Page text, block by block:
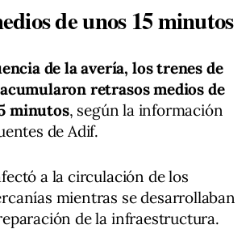
de unos 15 minutos
de la avería, los trenes de
retrasos medios de
minutos, según la información
de Adif.
a la circulación de los
mientras se desarrollaban
de la infraestructura.